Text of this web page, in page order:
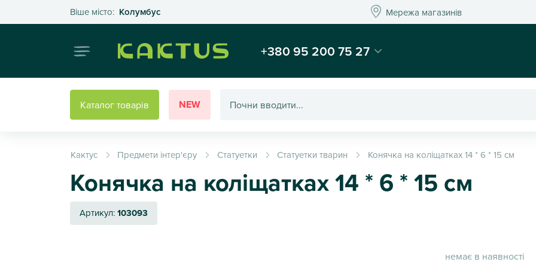
Віше місто: КолумбусОберіть своє місто Мережа магазинівМережа магазинів
Інтернет-магазин подарунків та декору - Kaktus
+380 95 200 75 27
Каталог товарів NEW
Кактус Предмети інтер'єру Статуетки Статуетки тварин Конячка на коліщатках 14 * 6 * 15 см
Конячка на коліщатках 14 * 6 * 15 см
Артикул:103093
немає в наявності